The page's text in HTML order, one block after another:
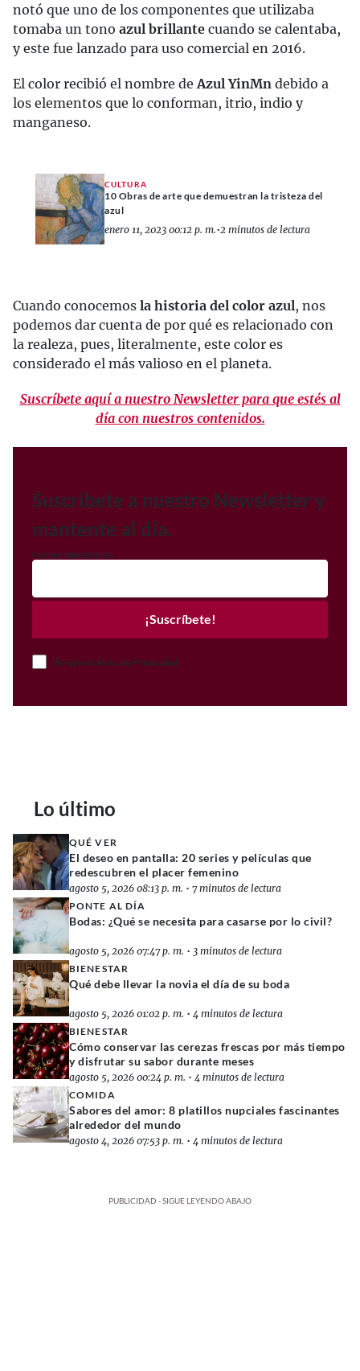
notó que uno de los componentes que utilizaba
tomaba un tono azul brillante cuando se calentaba,
y este fue lanzado para uso comercial en 2016.
El color recibió el nombre de Azul YinMn debido a
los elementos que lo conforman, itrio, indio y
manganeso.
CULTURA
10 Obras de arte que demuestran la tristeza del
azul
enero 11, 2023 00:12 p. m.•2 minutos de lectura
Cuando conocemos la historia del color azul, nos
podemos dar cuenta de por qué es relacionado con
la realeza, pues, literalmente, este color es
considerado el más valioso en el planeta.
Suscríbete aquí a nuestro Newsletter para que estés al
día con nuestros contenidos.
Suscríbete a nuestro Newsletter y
mantente al día.
Correo electrónico
¡Suscríbete!
Acepto el Aviso de Privacidad
Lo último
QUÉ VER
El deseo en pantalla: 20 series y películas que
redescubren el placer femenino
agosto 5, 2026 08:13 p. m. • 7 minutos de lectura
PONTE AL DÍA
Bodas: ¿Qué se necesita para casarse por lo civil?
agosto 5, 2026 07:47 p. m. • 3 minutos de lectura
BIENESTAR
Qué debe llevar la novia el día de su boda
agosto 5, 2026 01:02 p. m. • 4 minutos de lectura
BIENESTAR
Cómo conservar las cerezas frescas por más tiempo
y disfrutar su sabor durante meses
agosto 5, 2026 00:24 p. m. • 4 minutos de lectura
COMIDA
Sabores del amor: 8 platillos nupciales fascinantes
alrededor del mundo
agosto 4, 2026 07:53 p. m. • 4 minutos de lectura
PUBLICIDAD - SIGUE LEYENDO ABAJO